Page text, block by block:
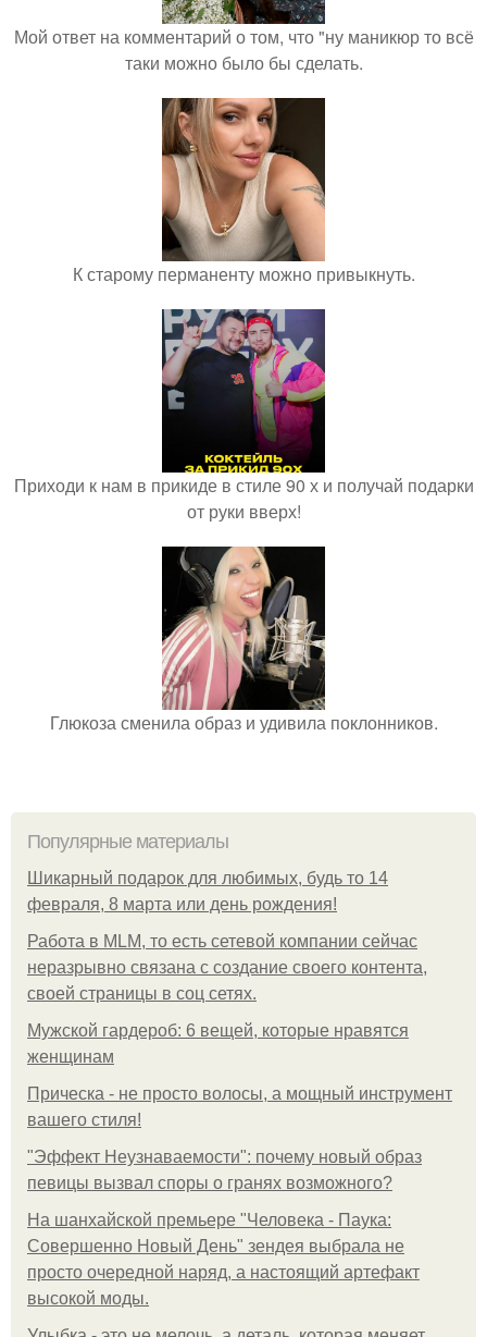
Мой ответ на комментарий о том, что "ну маникюр то всё
таки можно было бы сделать.
К старому перманенту можно привыкнуть.
Приходи к нам в прикиде в стиле 90 х и получай подарки
от руки вверх!
Глюкоза сменила образ и удивила поклонников.
Популярные материалы
Шикарный подарок для любимых, будь то 14
февраля, 8 марта или день рождения!
Работа в MLM, то есть сетевой компании сейчас
неразрывно связана с создание своего контента,
своей страницы в соц сетях.
Мужской гардероб: 6 вещей, которые нравятся
женщинам
Прическа - не просто волосы, а мощный инструмент
вашего стиля!
"Эффект Неузнаваемости": почему новый образ
певицы вызвал споры о гранях возможного?
На шанхайской премьере "Человека - Паука:
Совершенно Новый День" зендея выбрала не
просто очередной наряд, а настоящий артефакт
высокой моды.